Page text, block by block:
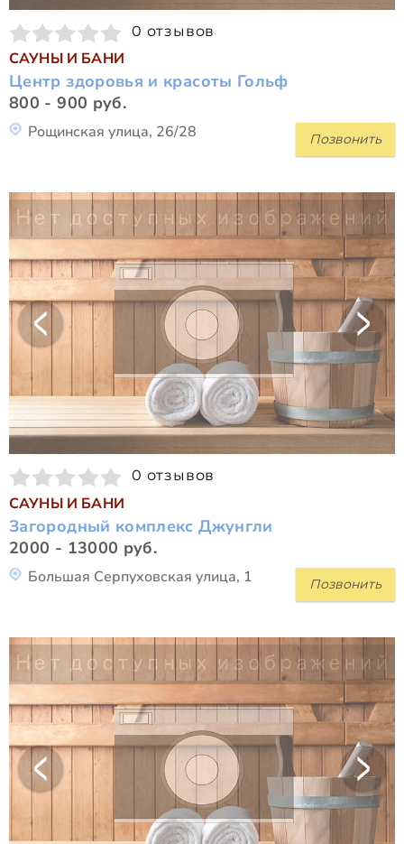
0 отзывов
САУНЫ И БАНИ
Центр здоровья и красоты Гольф
800 - 900 руб.
Позвонить
Рощинская улица, 26/28
0 отзывов
САУНЫ И БАНИ
Загородный комплекс Джунгли
2000 - 13000 руб.
Позвонить
Большая Серпуховская улица, 1